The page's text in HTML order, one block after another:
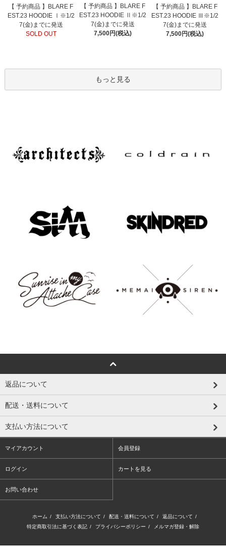
【 予約商品 】BLARE F
EST.23 HOODIE Ⅰ※1/2
7(金)までに発送
SOLD OUT
【 予約商品 】BLARE F
EST.23 HOODIE Ⅱ※1/2
7(金)までに発送
7,500円(税込)
【 予約商品 】BLARE F
EST.23 HOODIE Ⅲ※1/2
7(金)までに発送
7,500円(税込)
もっと見る
返品について
配送・送料について
支払い方法について
マイアカウント 会員登録
ログイン カートを見る
お問い合わせ
ホーム / 支払い方法について / 配送・送料について / 返品について /
特定商取引法に基づく表記 / プライバシーポリシー / メルマガ登録・解除